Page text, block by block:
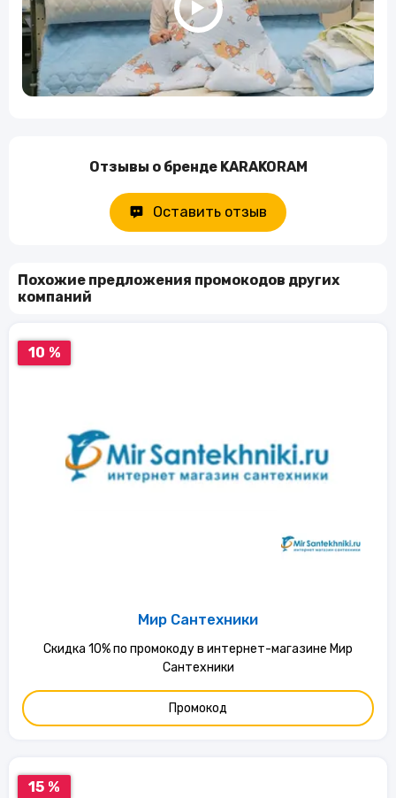
Отзывы о бренде KARAKORAM
Оставить отзыв
Похожие предложения промокодов других
компаний
10 %
Мир Сантехники
Скидка 10% по промокоду в интернет-магазине Мир
Сантехники
Промокод
15 %